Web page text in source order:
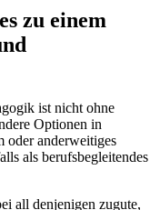
zu einem
ist nicht ohne
Optionen in
oder anderweitiges
als berufsbegleitendes
all denjenigen zugute,